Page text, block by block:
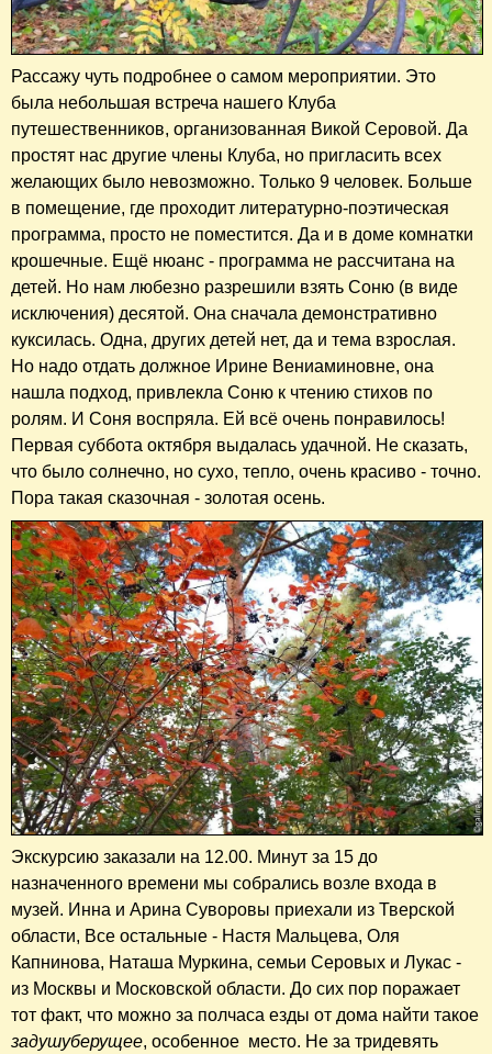
Рассажу чуть подробнее о самом мероприятии. Это
была небольшая встреча нашего Клуба
путешественников, организованная Викой Серовой. Да
простят нас другие члены Клуба, но пригласить всех
желающих было невозможно. Только 9 человек. Больше
в помещение, где проходит литературно-поэтическая
программа, просто не поместится. Да и в доме комнатки
крошечные. Ещё нюанс - программа не рассчитана на
детей. Но нам любезно разрешили взять Соню (в виде
исключения) десятой. Она сначала демонстративно
куксилась. Одна, других детей нет, да и тема взрослая.
Но надо отдать должное Ирине Вениаминовне, она
нашла подход, привлекла Соню к чтению стихов по
ролям. И Соня воспряла. Ей всё очень понравилось!
Первая суббота октября выдалась удачной. Не сказать,
что было солнечно, но сухо, тепло, очень красиво - точно.
Пора такая сказочная - золотая осень.
Экскурсию заказали на 12.00. Минут за 15 до
назначенного времени мы собрались возле входа в
музей. Инна и Арина Суворовы приехали из Тверской
области, Все остальные - Настя Мальцева, Оля
Капнинова, Наташа Муркина, семьи Серовых и Лукас -
из Москвы и Московской области. До сих пор поражает
тот факт, что можно за полчаса езды от дома найти такое
задушуберущее, особенное место. Не за тридевять